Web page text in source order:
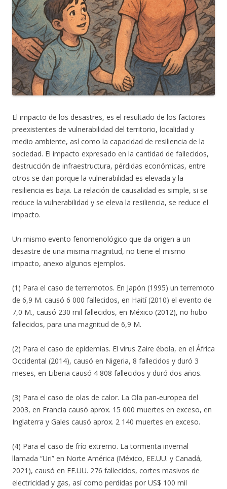
El impacto de los desastres, es el resultado de los factores
preexistentes de vulnerabilidad del territorio, localidad y
medio ambiente, así como la capacidad de resiliencia de la
sociedad. El impacto expresado en la cantidad de fallecidos,
destrucción de infraestructura, pérdidas económicas, entre
otros se dan porque la vulnerabilidad es elevada y la
resiliencia es baja. La relación de causalidad es simple, si se
reduce la vulnerabilidad y se eleva la resiliencia, se reduce el
impacto.
Un mismo evento fenomenológico que da origen a un
desastre de una misma magnitud, no tiene el mismo
impacto, anexo algunos ejemplos.
(1) Para el caso de terremotos. En Japón (1995) un terremoto
de 6,9 M. causó 6 000 fallecidos, en Haití (2010) el evento de
7,0 M., causó 230 mil fallecidos, en México (2012), no hubo
fallecidos, para una magnitud de 6,9 M.
(2) Para el caso de epidemias. El virus Zaire ébola, en el África
Occidental (2014), causó en Nigeria, 8 fallecidos y duró 3
meses, en Liberia causó 4 808 fallecidos y duró dos años.
(3) Para el caso de olas de calor. La Ola pan-europea del
2003, en Francia causó aprox. 15 000 muertes en exceso, en
Inglaterra y Gales causó aprox. 2 140 muertes en exceso.
(4) Para el caso de frío extremo. La tormenta invernal
llamada “Uri” en Norte América (México, EE.UU. y Canadá,
2021), causó en EE.UU. 276 fallecidos, cortes masivos de
electricidad y gas, así como perdidas por US$ 100 mil